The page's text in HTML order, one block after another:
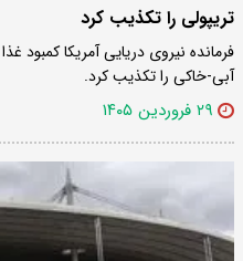
تریپولی را تکذیب کرد
فرمانده نیروی دریایی آمریکا کمبود
آبی-خاکی را تکذیب کرد.
۲۹ فروردین ۱۴۰۵